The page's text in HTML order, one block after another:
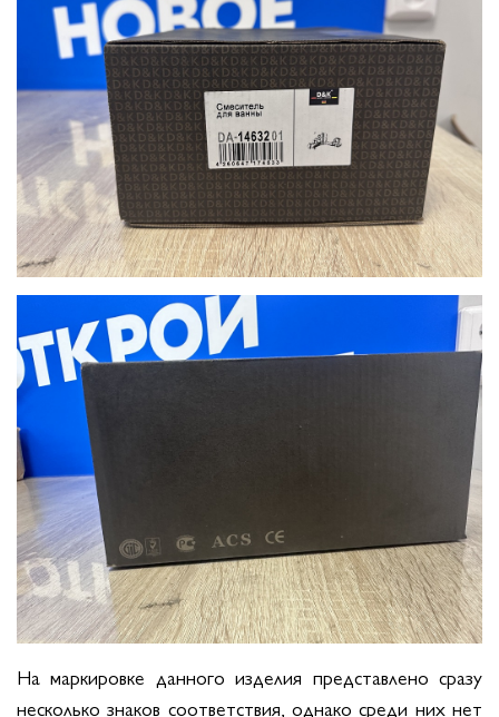
На маркировке данного изделия представлено сразу
несколько знаков соответствия, однако среди них нет